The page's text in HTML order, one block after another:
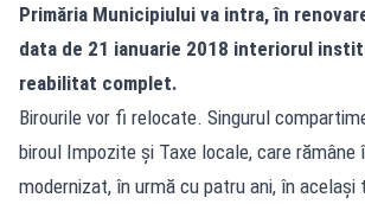
Primăria Municipiului va intra, în
data de 21 ianuarie 2018 interiorul
reabilitat complet.
Birourile vor fi relocate. Singurul
biroul Impozite şi Taxe locale, care rămâne
modernizat, în urmă cu patru ani, în acelaşi